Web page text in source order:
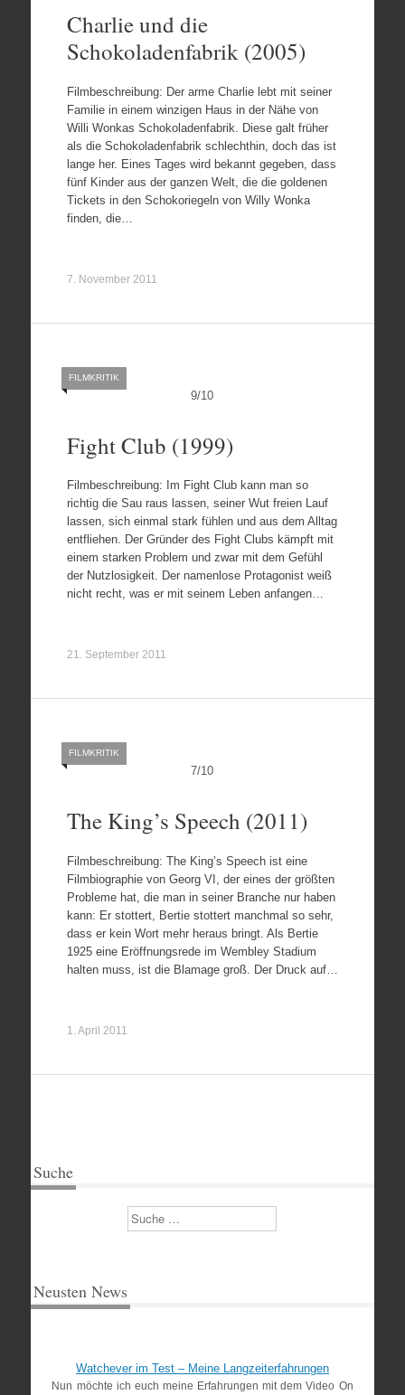
Charlie und die
Schokoladenfabrik (2005)
Filmbeschreibung: Der arme Charlie lebt mit seiner
Familie in einem winzigen Haus in der Nähe von
Willi Wonkas Schokoladenfabrik. Diese galt früher
als die Schokoladenfabrik schlechthin, doch das ist
lange her. Eines Tages wird bekannt gegeben, dass
fünf Kinder aus der ganzen Welt, die die goldenen
Tickets in den Schokoriegeln von Willy Wonka
finden, die…
7. November 2011
9/10
FILMKRITIK
Fight Club (1999)
Filmbeschreibung: Im Fight Club kann man so
richtig die Sau raus lassen, seiner Wut freien Lauf
lassen, sich einmal stark fühlen und aus dem Alltag
entfliehen. Der Gründer des Fight Clubs kämpft mit
einem starken Problem und zwar mit dem Gefühl
der Nutzlosigkeit. Der namenlose Protagonist weiß
nicht recht, was er mit seinem Leben anfangen…
21. September 2011
7/10
FILMKRITIK
The King’s Speech (2011)
Filmbeschreibung: The King’s Speech ist eine
Filmbiographie von Georg VI, der eines der größten
Probleme hat, die man in seiner Branche nur haben
kann: Er stottert, Bertie stottert manchmal so sehr,
dass er kein Wort mehr heraus bringt. Als Bertie
1925 eine Eröffnungsrede im Wembley Stadium
halten muss, ist die Blamage groß. Der Druck auf…
1. April 2011
Suche
Suchen
Neusten News
Watchever im Test – Meine Langzeiterfahrungen
Nun möchte ich euch meine Erfahrungen mit dem Video On